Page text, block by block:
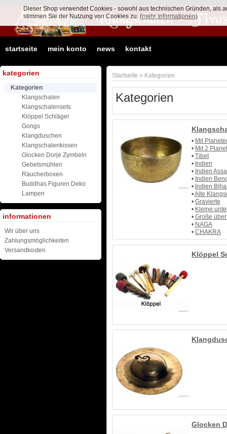
startseite mein konto news kontakt
Startseite » Kategorien
Kategorien
• Mit
• Mit 2
• Tibet
• Indien
• Indien
• Indien
• Indien
•Alte
• Gravierte
• Kleine
• Große
• NAGA
• CHAKRA
Klöppel
Glocken
kategorien
Kategorien
Klangschalen
Klangschalensets
Klöppel Schlägel
Gongs
Klangduschen
Klangschalenkissen
Glocken Dorje Zymbeln
Gebetsmühlen
Räucherboxen
Buddhas Figuren Deko
Lampen
informationen
Wir über uns
Zahlungsmöglichkeiten
Versandkosten
Dieser Shop verwendet Cookies - sowohl aus technischen Gründen, als
stimmen Sie der Nutzung von Cookies zu. (mehr Informationen)